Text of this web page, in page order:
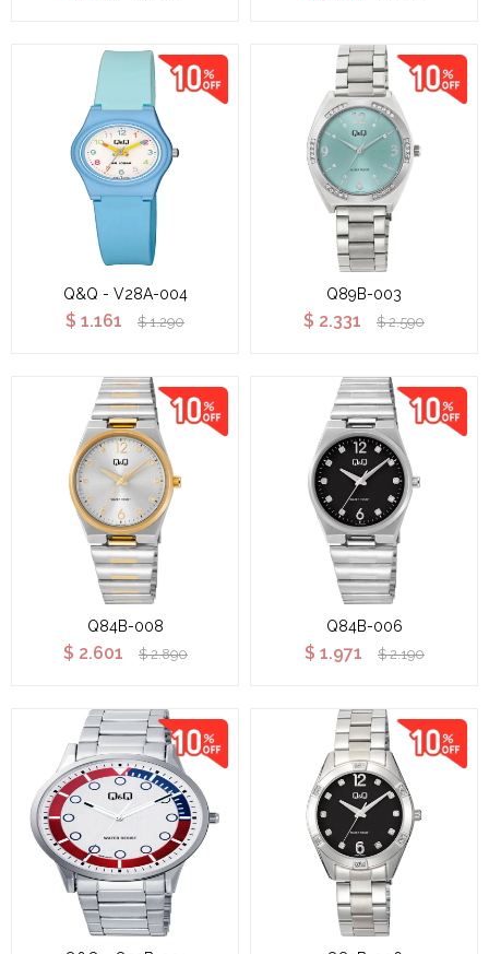
Q&Q - V28A-004
$ 1.161 $ 1.290
Q89B-003
$ 2.331 $ 2.590
Q84B-008
$ 2.601 $ 2.890
Q84B-006
$ 1.971 $ 2.190